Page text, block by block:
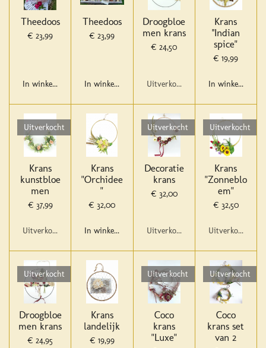
Theedoos
€ 23,99
In winkelwagen
Theedoos
€ 23,99
In winkelwagen
Droogbloe
men krans
€ 24,50
Uitverkocht
Krans
''Indian
spice"
€ 19,99
In winkelwagen
Uitverkocht
Krans
kunstbloe
men
€ 37,99
Uitverkocht
Krans
"Orchidee
"
€ 32,00
In winkelwagen
Uitverkocht
Decoratie
krans
€ 32,00
Uitverkocht
Uitverkocht
Krans
"Zonneblo
em"
€ 32,50
Uitverkocht
Uitverkocht
Droogbloe
men krans
€ 24,95
Krans
landelijk
€ 19,99
Uitverkocht
Coco
krans
"Luxe"
Uitverkocht
Coco
krans set
van 2